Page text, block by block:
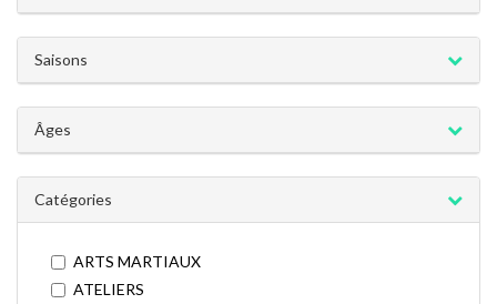
Saisons
Âges
Catégories
ARTS MARTIAUX
ATELIERS